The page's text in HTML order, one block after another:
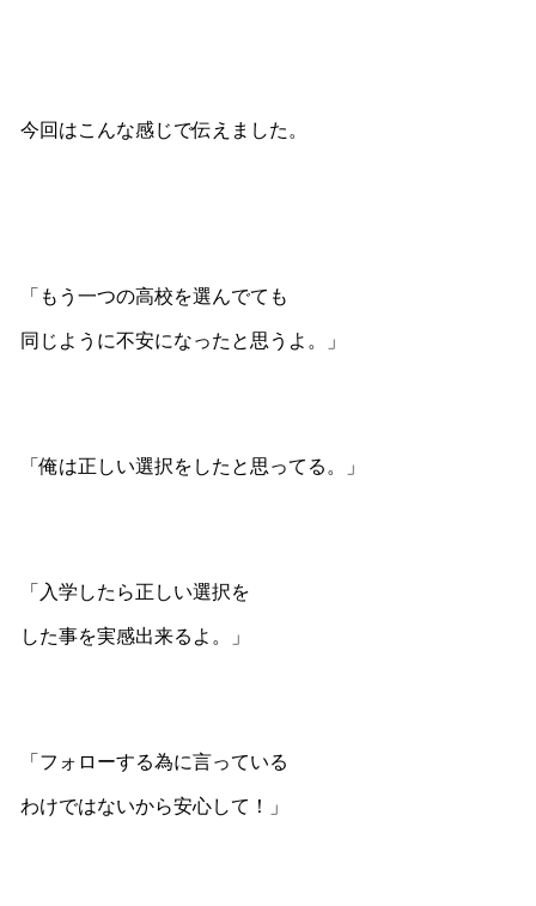
今回はこんな感じで伝えました。
「もう一つの高校を選んでても
同じように不安になったと思うよ。」
「俺は正しい選択をしたと思ってる。」
「入学したら正しい選択を
した事を実感出来るよ。」
「フォローする為に言っている
わけではないから安心して！」